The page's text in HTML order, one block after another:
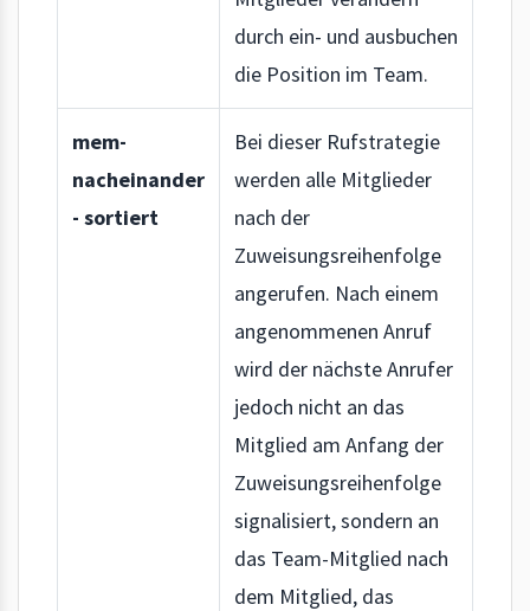
durch ein- und ausbuchen
die Position im Team.
mem-
nacheinander
- sortiert
Bei dieser Rufstrategie
werden alle Mitglieder
nach der
Zuweisungsreihenfolge
angerufen. Nach einem
angenommenen Anruf
wird der nächste Anrufer
jedoch nicht an das
Mitglied am Anfang der
Zuweisungsreihenfolge
signalisiert, sondern an
das Team-Mitglied nach
dem Mitglied, das